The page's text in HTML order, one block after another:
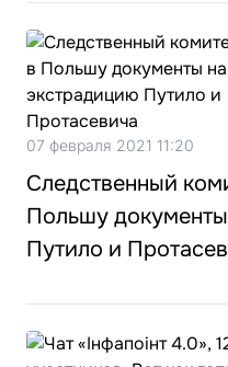
07 февраля 2021 11:20
Следственный
Польшу
Путило и